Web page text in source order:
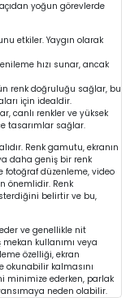
yoğun görevlerde
etkiler. Yaygın olarak
hızı sunar, ancak
renk doğruluğu sağlar, bu
için idealdir.
canlı renkler ve yüksek
tasarımlar sağlar.
Renk gamutu, ekranın
daha geniş bir renk
fotoğraf düzenleme, video
önemlidir. Renk
belirtir ve bu,
eder ve genellikle nit
kullanımı veya
özelliği, ekran
kalmasını
minimize ederken, parlak
neden olabilir.